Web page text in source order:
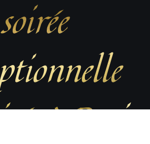
soirée
à Paris.